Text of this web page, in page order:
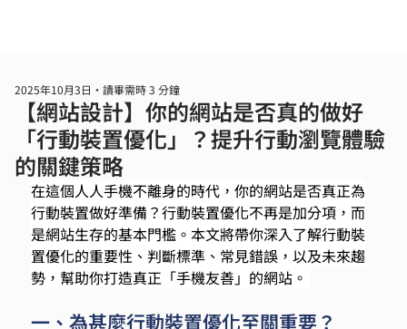
【網站設計】你的網站是否真的做好
「行動裝置優化」？提升行動瀏覽體驗
的關鍵策略
2025年10月3日 讀畢需時 3 分鐘
在這個人人手機不離身的時代，你的網站是否真正為
行動裝置做好準備？行動裝置優化不再是加分項，而
是網站生存的基本門檻。本文將帶你深入了解行動裝
置優化的重要性、判斷標準、常見錯誤，以及未來趨
勢，幫助你打造真正「手機友善」的網站。
一、為甚麼行動裝置優化至關重要？